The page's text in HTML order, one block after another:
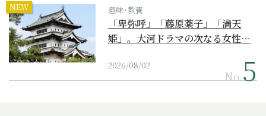
NEW 趣味･教養
「卑弥呼」「藤原薬子」「満天
姫」。大河ドラマの次なる女性…
2026/08/02
No.